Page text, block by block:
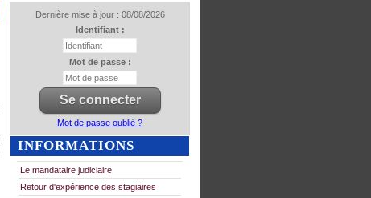
Dernière mise à jour : 08/08/2026
Identifiant :
Mot de passe :
Mot de passe oublié ?
INFORMATIONS
Le mandataire judiciaire
Retour d'expérience des stagiaires